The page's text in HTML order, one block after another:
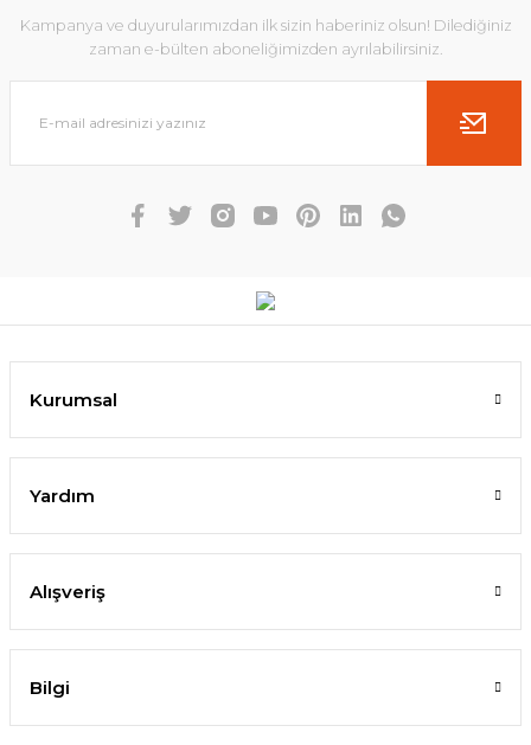
Kampanya ve duyurularımızdan ilk sizin haberiniz olsun! Dilediğiniz
zaman e-bülten aboneliğimizden ayrılabilirsiniz.
Kurumsal
Yardım
Alışveriş
Bilgi